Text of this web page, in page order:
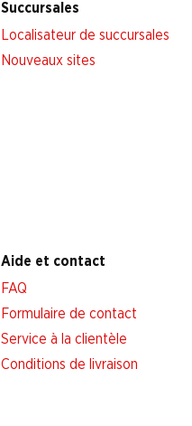
Succursales
Localisateur de succursales
Nouveaux sites
Aide et contact
FAQ
Formulaire de contact
Service à la clientèle
Conditions de livraison